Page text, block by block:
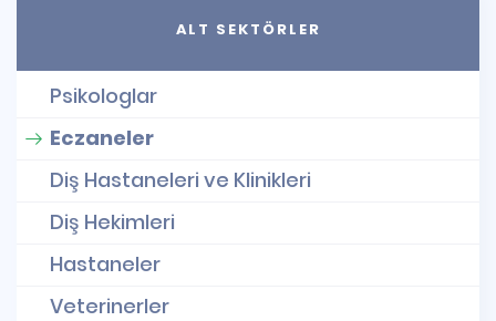
ALT SEKTÖRLER
Psikologlar
Eczaneler
Diş Hastaneleri ve Klinikleri
Diş Hekimleri
Hastaneler
Veterinerler